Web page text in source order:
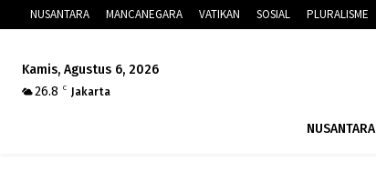
NUSANTARA MANCANEGARA VATIKAN SOSIAL PLURALISME
Kamis, Agustus 6, 2026
26.8
C Jakarta
NUSANTARA